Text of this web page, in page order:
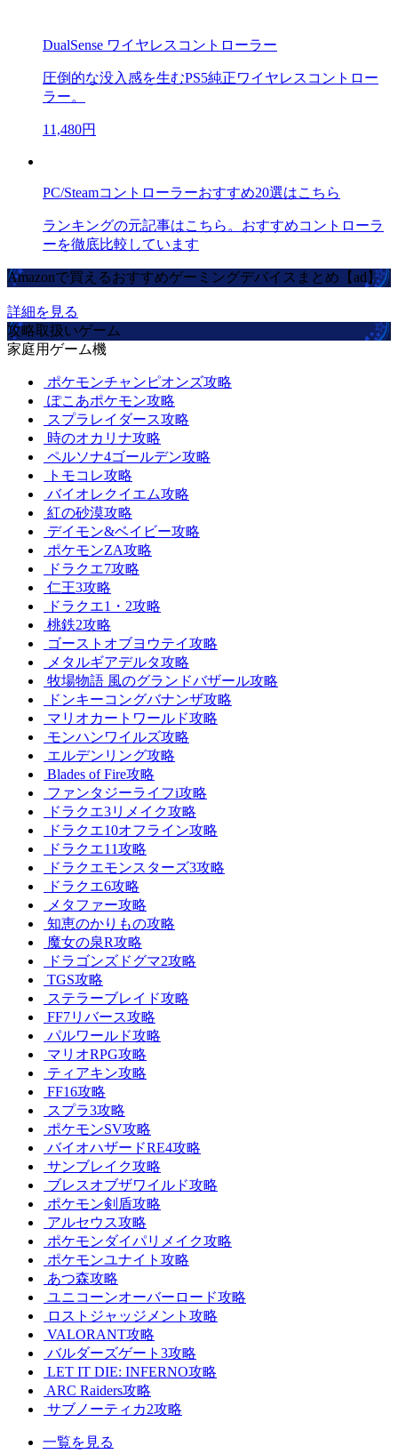
DualSense ワイヤレスコントローラー
圧倒的な没入感を生むPS5純正ワイヤレスコントロー
ラー。
11,480円
PC/Steamコントローラーおすすめ20選はこちら
ランキングの元記事はこちら。おすすめコントローラ
ーを徹底比較しています
Amazonで買えるおすすめゲーミングデバイスまとめ【ad】
詳細を見る
攻略取扱いゲーム
家庭用ゲーム機
ポケモンチャンピオンズ攻略
ぽこあポケモン攻略
スプラレイダース攻略
時のオカリナ攻略
ペルソナ4ゴールデン攻略
トモコレ攻略
バイオレクイエム攻略
紅の砂漠攻略
デイモン&ベイビー攻略
ポケモンZA攻略
ドラクエ7攻略
仁王3攻略
ドラクエ1・2攻略
桃鉄2攻略
ゴーストオブヨウテイ攻略
メタルギアデルタ攻略
牧場物語 風のグランドバザール攻略
ドンキーコングバナンザ攻略
マリオカートワールド攻略
モンハンワイルズ攻略
エルデンリング攻略
Blades of Fire攻略
ファンタジーライフi攻略
ドラクエ3リメイク攻略
ドラクエ10オフライン攻略
ドラクエ11攻略
ドラクエモンスターズ3攻略
ドラクエ6攻略
メタファー攻略
知恵のかりもの攻略
魔女の泉R攻略
ドラゴンズドグマ2攻略
TGS攻略
ステラーブレイド攻略
FF7リバース攻略
パルワールド攻略
マリオRPG攻略
ティアキン攻略
FF16攻略
スプラ3攻略
ポケモンSV攻略
バイオハザードRE4攻略
サンブレイク攻略
ブレスオブザワイルド攻略
ポケモン剣盾攻略
アルセウス攻略
ポケモンダイパリメイク攻略
ポケモンユナイト攻略
あつ森攻略
ユニコーンオーバーロード攻略
ロストジャッジメント攻略
VALORANT攻略
バルダーズゲート3攻略
LET IT DIE: INFERNO攻略
ARC Raiders攻略
サブノーティカ2攻略
一覧を見る